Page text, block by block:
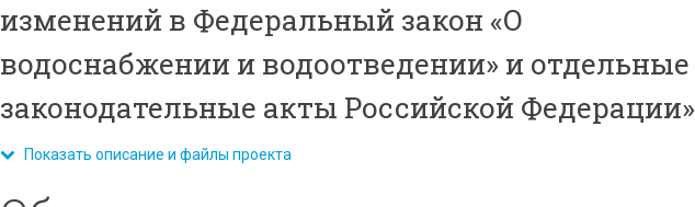
изменений в Федеральный закон «О
водоснабжении и водоотведении» и отдельные
законодательные акты Российской Федерации»
Показать описание и файлы проекта